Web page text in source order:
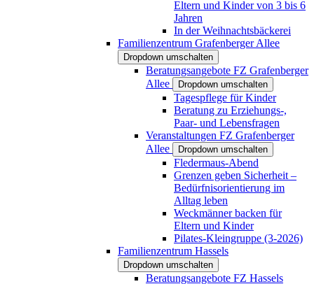
Eltern und Kinder von 3 bis 6
Jahren
In der Weihnachtsbäckerei
Familienzentrum Grafenberger Allee
Dropdown umschalten
Beratungsangebote FZ Grafenberger
Allee
Dropdown umschalten
Tagespflege für Kinder
Beratung zu Erziehungs-,
Paar- und Lebensfragen
Veranstaltungen FZ Grafenberger
Allee
Dropdown umschalten
Fledermaus-Abend
Grenzen geben Sicherheit –
Bedürfnisorientierung im
Alltag leben
Weckmänner backen für
Eltern und Kinder
Pilates-Kleingruppe (3-2026)
Familienzentrum Hassels
Dropdown umschalten
Beratungsangebote FZ Hassels